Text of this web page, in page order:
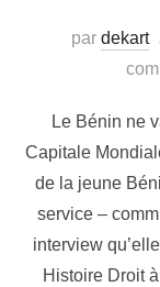
par dekart
Le Bénin ne
Capitale
de la jeune
service –
interview
Histoire Droit